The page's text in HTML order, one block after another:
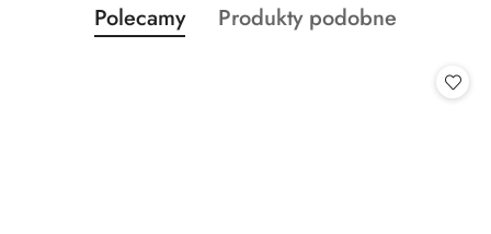
Pomiń karuzelę produktów
Produkty
o
Polecamy
Produkty
Produkty podobne